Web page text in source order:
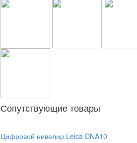
Сопутствующие товары
Цифровой нивелир Leica DNA10